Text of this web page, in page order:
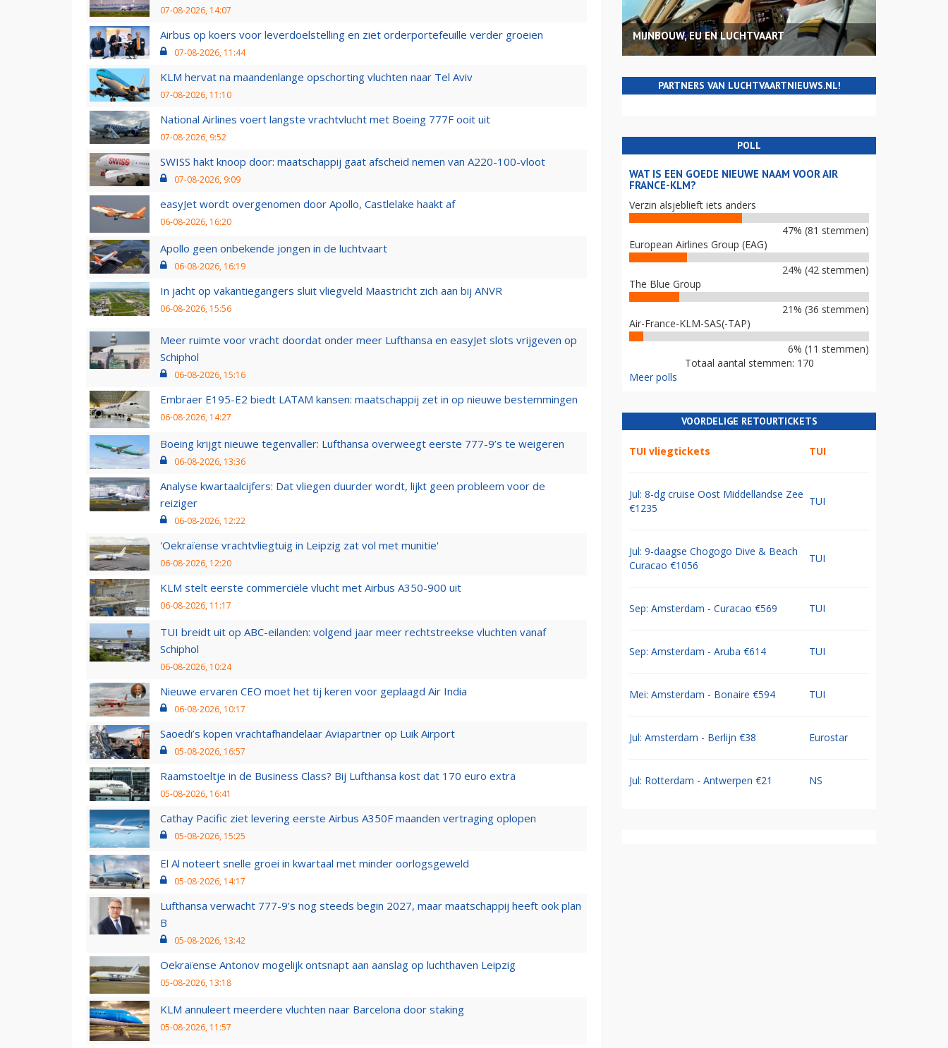
07-08-2026, 14:07
Airbus op koers voor leverdoelstelling en ziet orderportefeuille verder groeien
07-08-2026, 11:44
KLM hervat na maandenlange opschorting vluchten naar Tel Aviv
07-08-2026, 11:10
National Airlines voert langste vrachtvlucht met Boeing 777F ooit uit
07-08-2026, 9:52
SWISS hakt knoop door: maatschappij gaat afscheid nemen van A220-100-vloot
07-08-2026, 9:09
easyJet wordt overgenomen door Apollo, Castlelake haakt af
06-08-2026, 16:20
Apollo geen onbekende jongen in de luchtvaart
06-08-2026, 16:19
In jacht op vakantiegangers sluit vliegveld Maastricht zich aan bij ANVR
06-08-2026, 15:56
Meer ruimte voor vracht doordat onder meer Lufthansa en easyJet slots vrijgeven op
Schiphol
06-08-2026, 15:16
Embraer E195-E2 biedt LATAM kansen: maatschappij zet in op nieuwe bestemmingen
06-08-2026, 14:27
Boeing krijgt nieuwe tegenvaller: Lufthansa overweegt eerste 777-9’s te weigeren
06-08-2026, 13:36
Analyse kwartaalcijfers: Dat vliegen duurder wordt, lijkt geen probleem voor de
reiziger
06-08-2026, 12:22
'Oekraïense vrachtvliegtuig in Leipzig zat vol met munitie'
06-08-2026, 12:20
KLM stelt eerste commerciële vlucht met Airbus A350-900 uit
06-08-2026, 11:17
TUI breidt uit op ABC-eilanden: volgend jaar meer rechtstreekse vluchten vanaf
Schiphol
06-08-2026, 10:24
Nieuwe ervaren CEO moet het tij keren voor geplaagd Air India
06-08-2026, 10:17
Saoedi’s kopen vrachtafhandelaar Aviapartner op Luik Airport
05-08-2026, 16:57
Raamstoeltje in de Business Class? Bij Lufthansa kost dat 170 euro extra
05-08-2026, 16:41
Cathay Pacific ziet levering eerste Airbus A350F maanden vertraging oplopen
05-08-2026, 15:25
El Al noteert snelle groei in kwartaal met minder oorlogsgeweld
05-08-2026, 14:17
Lufthansa verwacht 777-9’s nog steeds begin 2027, maar maatschappij heeft ook plan
B
05-08-2026, 13:42
Oekraïense Antonov mogelijk ontsnapt aan aanslag op luchthaven Leipzig
05-08-2026, 13:18
KLM annuleert meerdere vluchten naar Barcelona door staking
05-08-2026, 11:57
MIJNBOUW, EU EN LUCHTVAART
PARTNERS VAN LUCHTVAARTNIEUWS.NL!
POLL
WAT IS EEN GOEDE NIEUWE NAAM VOOR AIR
FRANCE-KLM?
Verzin alsjeblieft iets anders
47% (81 stemmen)
European Airlines Group (EAG)
24% (42 stemmen)
The Blue Group
21% (36 stemmen)
Air-France-KLM-SAS(-TAP)
6% (11 stemmen)
Totaal aantal stemmen: 170
Meer polls
VOORDELIGE RETOURTICKETS
TUI vliegtickets TUI
Jul: 8-dg cruise Oost Middellandse Zee
€1235
TUI
Jul: 9-daagse Chogogo Dive & Beach
Curacao €1056
TUI
Sep: Amsterdam - Curacao €569 TUI
Sep: Amsterdam - Aruba €614 TUI
Mei: Amsterdam - Bonaire €594 TUI
Jul: Amsterdam - Berlijn €38 Eurostar
Jul: Rotterdam - Antwerpen €21 NS